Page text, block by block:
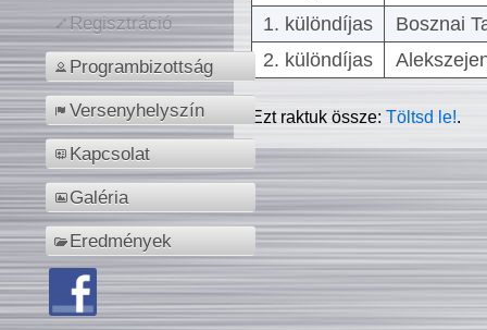
Regisztráció
Programbizottság
Versenyhelyszín
Kapcsolat
Galéria
Eredmények
1. különdíjas
Bosznai
2. különdíjas
Ezt raktuk össze:Töltsd le!.